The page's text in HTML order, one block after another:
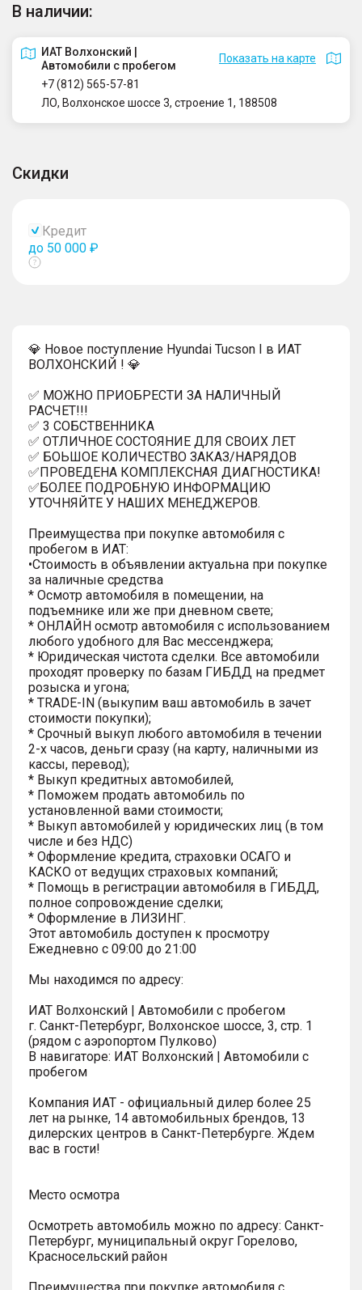
В наличии:
ИАТ Волхонский |
Автомобили с пробегом
Показать на карте
+7 (812) 565-57-81
ЛО, Волхонское шоссе 3, строение 1, 188508
Скидки
Кредит
до 50 000 ₽
Показать
💎 Новое поступление Hyundai Tucson I в ИАТ
ВОЛХОНСКИЙ ! 💎
✅ МОЖНО ПРИОБРЕСТИ ЗА НАЛИЧНЫЙ
РАСЧЕТ!!!
✅ 3 СОБСТВЕННИКА
✅ ОТЛИЧНОЕ СОСТОЯНИЕ ДЛЯ СВОИХ ЛЕТ
✅ БОЬШОЕ КОЛИЧЕСТВО ЗАКАЗ/НАРЯДОВ
✅ПРОВЕДЕНА КОМПЛЕКСНАЯ ДИАГНОСТИКА!
✅БОЛЕЕ ПОДРОБНУЮ ИНФОРМАЦИЮ
УТОЧНЯЙТЕ У НАШИХ МЕНЕДЖЕРОВ.
Преимущества при покупке автомобиля с
пробегом в ИАТ:
•Стоимость в объявлении актуальна при покупке
за наличные средства
* Осмотр автомобиля в помещении, на
подъемнике или же при дневном свете;
* ОНЛАЙН осмотр автомобиля с использованием
любого удобного для Вас мессенджера;
* Юридическая чистота сделки. Все автомобили
проходят проверку по базам ГИБДД на предмет
розыска и угона;
* TRADE-IN (выкупим ваш автомобиль в зачет
стоимости покупки);
* Срочный выкуп любого автомобиля в течении
2-х часов, деньги сразу (на карту, наличными из
кассы, перевод);
* Выкуп кредитных автомобилей,
* Поможем продать автомобиль по
установленной вами стоимости;
* Выкуп автомобилей у юридических лиц (в том
числе и без НДС)
* Оформление кредита, страховки ОСАГО и
КАСКО от ведущих страховых компаний;
* Помощь в регистрации автомобиля в ГИБДД,
полное сопровождение сделки;
* Оформление в ЛИЗИНГ.
Этот автомобиль доступен к просмотру
Ежедневно с 09:00 до 21:00
Мы находимся по адресу:
ИАТ Волхонский | Автомобили с пробегом
г. Санкт-Петербург, Волхонское шоссе, 3, стр. 1
(рядом с аэропортом Пулково)
В навигаторе: ИАТ Волхонский | Автомобили с
пробегом
Компания ИАТ - официальный дилер более 25
лет на рынке, 14 автомобильных брендов, 13
дилерских центров в Санкт-Петербурге. Ждем
вас в гости!
Место осмотра
Осмотреть автомобиль можно по адресу: Санкт-
Петербург, муниципальный округ Горелово,
Красносельский район
Преимущества при покупке автомобиля с